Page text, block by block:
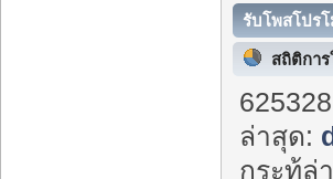
รับโพสโปร
สถิติกา
ล่าสุด:
กระทู้ล่